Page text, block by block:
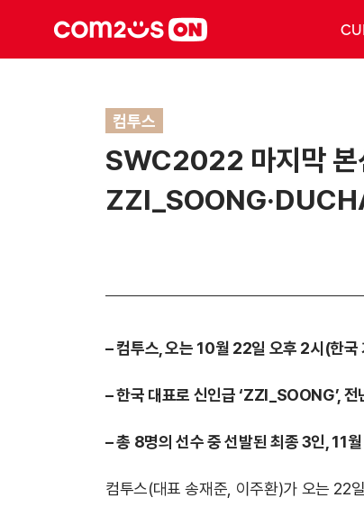
컴투스
SWC2022 마지막 본
– 컴투스, 오는 10월 22일 오후 2시(한국
– 한국 대표로 신인급 ‘ZZI_SOONG’,
– 총 8명의 선수 중 선발된 최종 3인, 11
컴투스(대표 송재준, 이주환)가 오는 22